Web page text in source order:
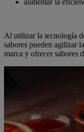
Al utilizar la tecnología
sabores pueden agilizar
marca y ofrecer sabores